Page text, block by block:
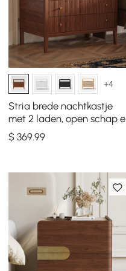
+4
Stria brede nachtkastje
met 2 laden, open schap en
oplaadstation
$369.99